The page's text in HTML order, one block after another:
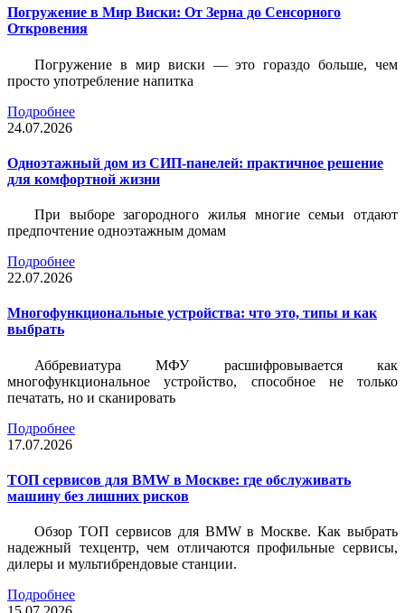
Погружение в Мир Виски: От Зерна до Сенсорного
Откровения
Погружение в мир виски — это гораздо больше, чем
просто употребление напитка
Подробнее
24.07.2026
Одноэтажный дом из СИП-панелей: практичное решение
для комфортной жизни
При выборе загородного жилья многие семьи отдают
предпочтение одноэтажным домам
Подробнее
22.07.2026
Многофункциональные устройства: что это, типы и как
выбрать
Аббревиатура МФУ расшифровывается как
многофункциональное устройство, способное не только
печатать, но и сканировать
Подробнее
17.07.2026
ТОП сервисов для BMW в Москве: где обслуживать
машину без лишних рисков
Обзор ТОП сервисов для BMW в Москве. Как выбрать
надежный техцентр, чем отличаются профильные сервисы,
дилеры и мультибрендовые станции.
Подробнее